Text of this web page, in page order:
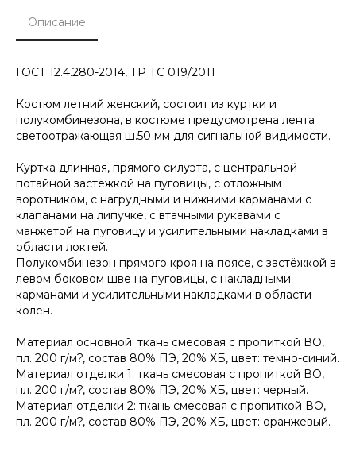
Описание
ГОСТ 12.4.280-2014, ТР ТС 019/2011
Костюм летний женский, состоит из куртки и
полукомбинезона, в костюме предусмотрена лента
светоотражающая ш.50 мм для сигнальной видимости.
Куртка длинная, прямого силуэта, с центральной
потайной застёжкой на пуговицы, с отложным
воротником, с нагрудными и нижними карманами с
клапанами на липучке, с втачными рукавами с
манжетой на пуговицу и усилительными накладками в
области локтей.
Полукомбинезон прямого кроя на поясе, с застёжкой в
левом боковом шве на пуговицы, с накладными
карманами и усилительными накладками в области
колен.
Материал основной: ткань смесовая с пропиткой ВО,
пл. 200 г/м?, состав 80% ПЭ, 20% ХБ, цвет: темно-синий.
Материал отделки 1: ткань смесовая с пропиткой ВО,
пл. 200 г/м?, состав 80% ПЭ, 20% ХБ, цвет: черный.
Материал отделки 2: ткань смесовая с пропиткой ВО,
пл. 200 г/м?, состав 80% ПЭ, 20% ХБ, цвет: оранжевый.